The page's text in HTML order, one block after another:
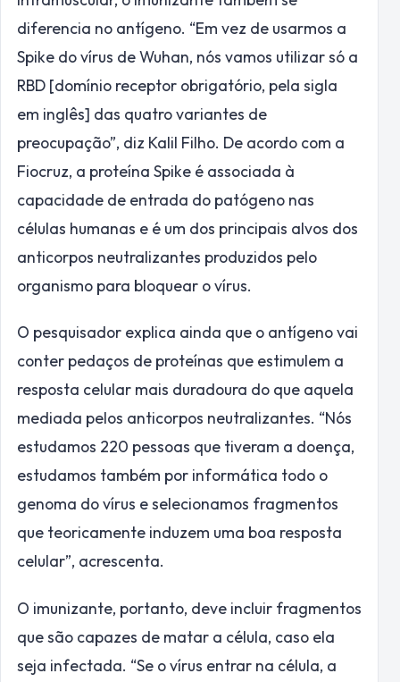
diferencia no antígeno. “Em vez de usarmos a
Spike do vírus de Wuhan, nós vamos utilizar só a
RBD [domínio receptor obrigatório, pela sigla
em inglês] das quatro variantes de
preocupação”, diz Kalil Filho. De acordo com a
Fiocruz, a proteína Spike é associada à
capacidade de entrada do patógeno nas
células humanas e é um dos principais alvos dos
anticorpos neutralizantes produzidos pelo
organismo para bloquear o vírus.
O pesquisador explica ainda que o antígeno vai
conter pedaços de proteínas que estimulem a
resposta celular mais duradoura do que aquela
mediada pelos anticorpos neutralizantes. “Nós
estudamos 220 pessoas que tiveram a doença,
estudamos também por informática todo o
genoma do vírus e selecionamos fragmentos
que teoricamente induzem uma boa resposta
celular”, acrescenta.
O imunizante, portanto, deve incluir fragmentos
que são capazes de matar a célula, caso ela
seja infectada. “Se o vírus entrar na célula, a